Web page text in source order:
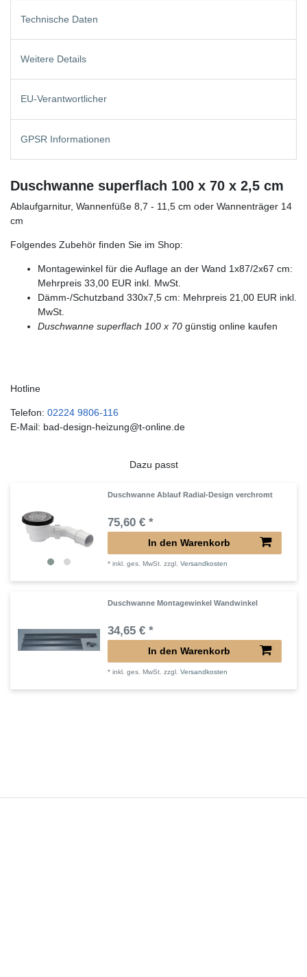
Technische Daten
Weitere Details
EU-Verantwortlicher
GPSR Informationen
Duschwanne superflach 100 x 70 x 2,5 cm
Ablaufgarnitur, Wannenfüße 8,7 - 11,5 cm oder Wannenträger 14
cm
Folgendes Zubehör finden Sie im Shop:
Montagewinkel für die Auflage an der Wand 1x87/2x67 cm:
Mehrpreis 33,00 EUR inkl. MwSt.
Dämm-/Schutzband 330x7,5 cm: Mehrpreis 21,00 EUR inkl.
MwSt.
Duschwanne superflach 100 x 70 günstig online kaufen
Hotline
Telefon: 02224 9806-116
E-Mail: bad-design-heizung@t-online.de
Dazu passt
Duschwanne Ablauf Radial-Design verchromt
75,60 € *
In den Warenkorb
*inkl. ges. MwSt. zzgl.Versandkosten
Duschwanne Montagewinkel Wandwinkel
34,65 € *
In den Warenkorb
*inkl. ges. MwSt. zzgl.Versandkosten